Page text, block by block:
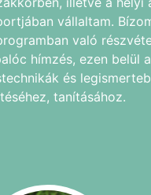
vállaltam.
való
hímzés, ezen belül
és
tanításához.